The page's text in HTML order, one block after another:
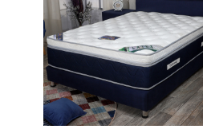
הוסף
למוצרים
שאהבתי